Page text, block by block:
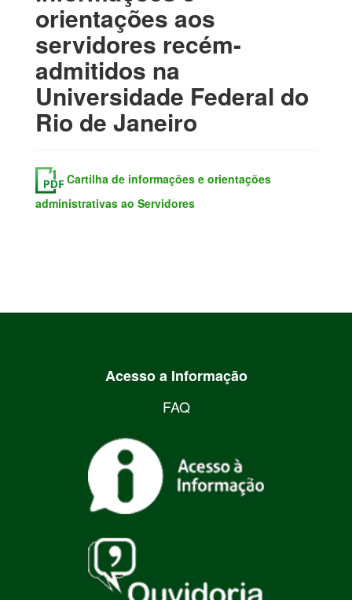
orientações aos
servidores recém-
admitidos na
Universidade Federal do
Rio de Janeiro
Cartilha de informações e orientações
administrativas ao Servidores
Acesso a Informação
FAQ